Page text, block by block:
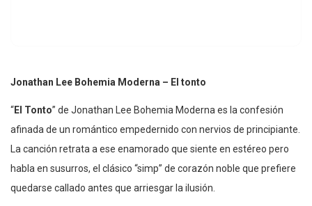
Jonathan Lee Bohemia Moderna – El tonto
“El Tonto” de Jonathan Lee Bohemia Moderna es la confesión
afinada de un romántico empedernido con nervios de principiante.
La canción retrata a ese enamorado que siente en estéreo pero
habla en susurros, el clásico “simp” de corazón noble que prefiere
quedarse callado antes que arriesgar la ilusión.